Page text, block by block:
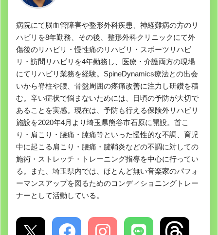
病院にて脳血管障害や整形外科疾患、神経難病の方のリ
ハビリを8年勤務、その後、整形外科クリニックにて外
傷後のリハビリ・慢性痛のリハビリ・スポーツリハビ
リ・訪問リハビリを4年勤務し、医療・介護両方の現場
にてリハビリ業務を経験。SpineDynamics療法との出会
いから脊柱や腰、骨盤周囲の疼痛改善に注力し研鑽を積
む。辛い症状で悩まないためには、日頃の予防が大切で
あることを実感。現在は、予防も行える保険外リハビリ
施設を2020年4月より埼玉県熊谷市石原に開設。首こ
り・肩こり・腰痛・膝痛等といった慢性的な不調、育児
中に起こる肩こり・腰痛・腱鞘炎などの不調に対しての
施術・ストレッチ・トレーニング指導を中心に行ってい
る。また、埼玉県内では、ほとんど無い音楽家のパフォ
ーマンスアップを図るためのコンディショニングトレー
ナーとして活動している。